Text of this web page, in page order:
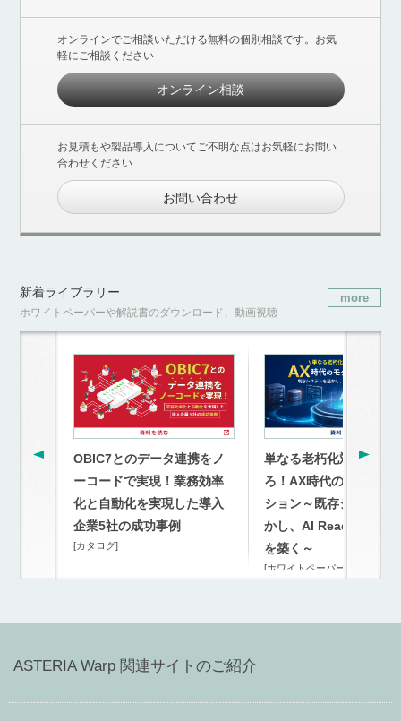
オンラインでご相談いただける無料の個別相談です。お気
軽にご相談ください
オンライン相談
お見積もや製品導入についてご不明な点はお気軽にお問い
合わせください
お問い合わせ
新着ライブラリー
ホワイトペーパーや解説書のダウンロード、動画視聴
more
OBIC7とのデータ連携をノ
ーコードで実現！業務効率
化と自動化を実現した導入
企業5社の成功事例
[カタログ]
単なる老朽化対策を超
ろ！AX時代のモダナイ
ション～既存システム
かし、AI Readyな連携
を築く～
[ホワイトペーパー]
ASTERIA Warp 関連サイトのご紹介